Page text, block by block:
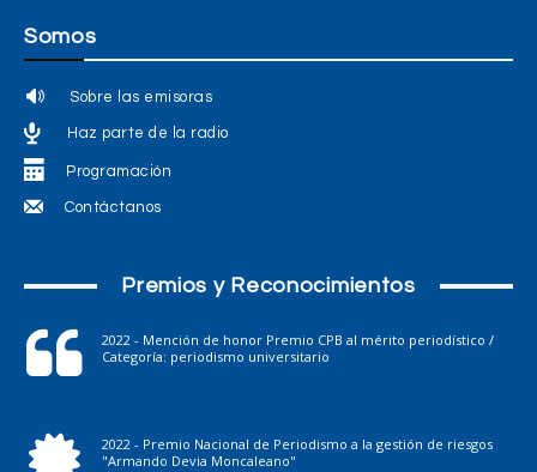
Somos
Sobre las emisoras
Haz parte de la radio
Programación
Contáctanos
Premios y Reconocimientos
2022 - Mención de honor Premio CPB al mérito periodístico /
Categoría: periodismo universitario
2022 - Premio Nacional de Periodismo a la gestión de riesgos
"Armando Devia Moncaleano"